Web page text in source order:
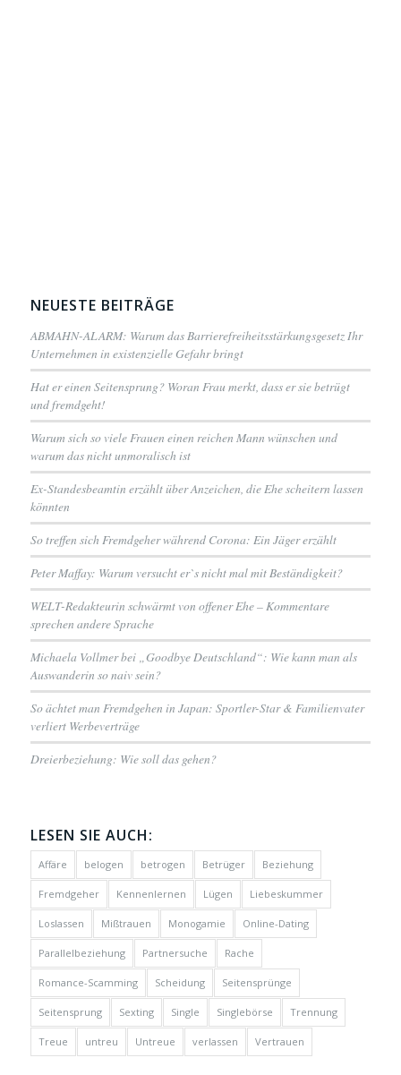
NEUESTE BEITRÄGE
ABMAHN-ALARM: Warum das Barrierefreiheitsstärkungsgesetz Ihr
Unternehmen in existenzielle Gefahr bringt
Hat er einen Seitensprung? Woran Frau merkt, dass er sie betrügt
und fremdgeht!
Warum sich so viele Frauen einen reichen Mann wünschen und
warum das nicht unmoralisch ist
Ex-Standesbeamtin erzählt über Anzeichen, die Ehe scheitern lassen
könnten
So treffen sich Fremdgeher während Corona: Ein Jäger erzählt
Peter Maffay: Warum versucht er`s nicht mal mit Beständigkeit?
WELT-Redakteurin schwärmt von offener Ehe – Kommentare
sprechen andere Sprache
Michaela Vollmer bei „Goodbye Deutschland“: Wie kann man als
Auswanderin so naiv sein?
So ächtet man Fremdgehen in Japan: Sportler-Star & Familienvater
verliert Werbeverträge
Dreierbeziehung: Wie soll das gehen?
LESEN SIE AUCH:
Affäre belogen betrogen Betrüger Beziehung
Fremdgeher Kennenlernen Lügen Liebeskummer
Loslassen Mißtrauen Monogamie Online-Dating
Parallelbeziehung Partnersuche Rache
Romance-Scamming Scheidung Seitensprünge
Seitensprung Sexting Single Singlebörse Trennung
Treue untreu Untreue verlassen Vertrauen